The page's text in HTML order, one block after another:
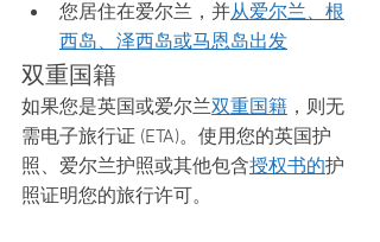
您居住在爱尔兰，并从爱尔兰、根
西岛、泽西岛或马恩岛出发
双重国籍
如果您是英国或爱尔兰双重国籍 ，则无
需电子旅行证 (ETA)。使用您的英国护
照、爱尔兰护照或其他包含授权书的护
照证明您的旅行许可。